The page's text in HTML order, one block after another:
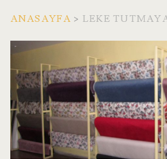
ANASAYFA > LEKE
Etiket:
<span>leke
tutmayan
kumaşlar</